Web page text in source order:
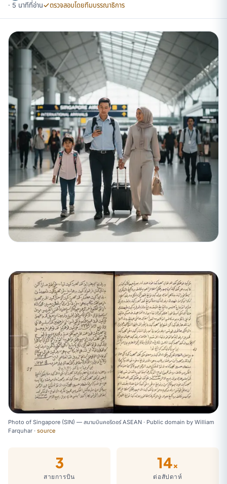
· 5 นาทีที่อ่าน
ตรวจสอบโดยทีมบรรณาธิการ
Photo of Singapore (SIN) — สนามบินคอริดอร์ ASEAN · Public domain by William
Farquhar · source
3
สายการบิน
14×
ต่อสัปดาห์